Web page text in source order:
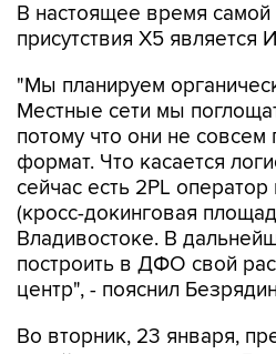
В настоящее время самой
присутствия X5 является
"Мы планируем
Местные сети мы
потому что они не
формат. Что касается
сейчас есть 2PL
(кросс-докинговая
Владивостоке. В
построить в ДФО свой
центр", - пояснил
Во вторник, 23 января,